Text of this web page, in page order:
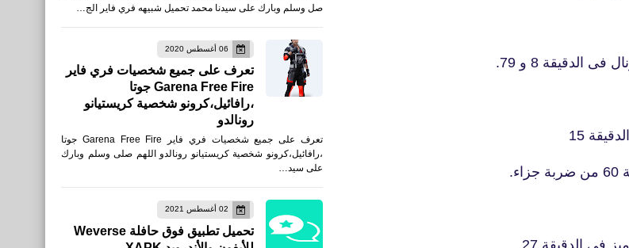
الدقيقة 8 و 79.
15
الدقيقة 27.
صل وسلم وبارك على سيدنا محمد تحميل شبيهه فري فاير الج…
06 أغسطس 2020
تعرف على جميع شخصيات فري فاير
Garena Free Fire جوتا
،رافائيل،كرونو شخصية كريستيانو
رونالدو
تعرف على جميع شخصيات فري فاير Garena Free Fire جوتا
،رافائيل،كرونو شخصية كريستيانو رونالدو اللهم صلى وسلم وبارك
على سيد…
02 أغسطس 2021
تحميل تطبيق فوق حافلة Weverse
تحميل لعبة call of duty
للايفون مجانا
العاب
تحميل لعبة Call of Duty:
Mobile للأندرويد